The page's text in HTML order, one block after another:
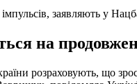
заявляють у
на
розраховують, що